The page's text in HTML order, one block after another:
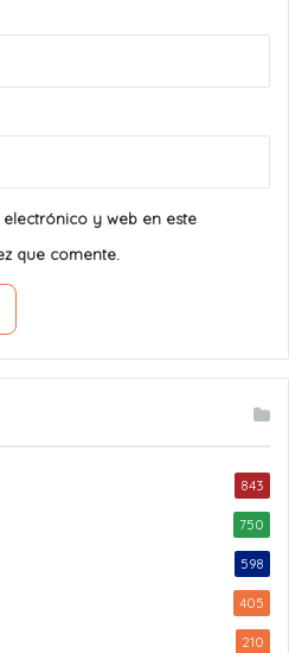
y web en este
que comente.
843
750
598
405
210